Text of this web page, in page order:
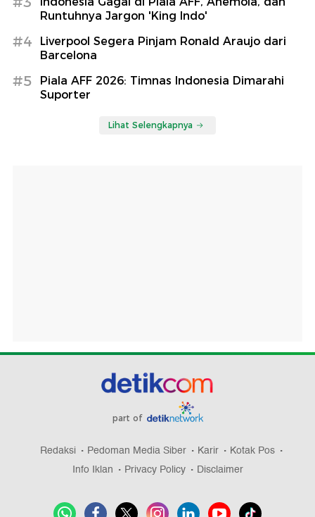
Runtuhnya Jargon 'King Indo'
#4
Liverpool Segera Pinjam Ronald Araujo dari
Barcelona
#5
Piala AFF 2026: Timnas Indonesia Dimarahi
Suporter
Lihat Selengkapnya
part of
Redaksi Pedoman Media Siber Karir
Kotak Pos
Info Iklan
Privacy Policy Disclaimer